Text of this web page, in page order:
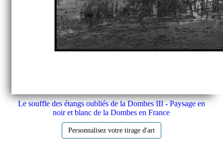
Le souffle des étangs oubliés de la Dombes III - Paysage en
noir et blanc de la Dombes en France
Personnalisez votre tirage d'art